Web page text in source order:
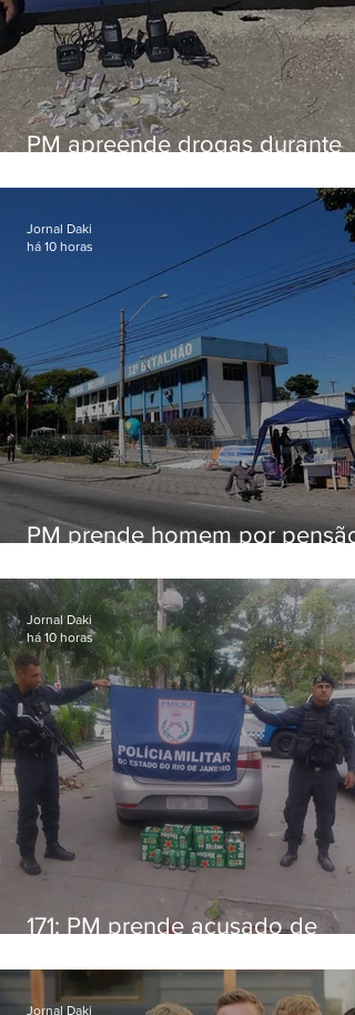
PM apreende drogas durante
PM prende homem por pensão
Jornal Daki
há 10 horas
171: PM prende acusado de
Niterói
Jornal Daki
há 10 horas
Jornal Daki